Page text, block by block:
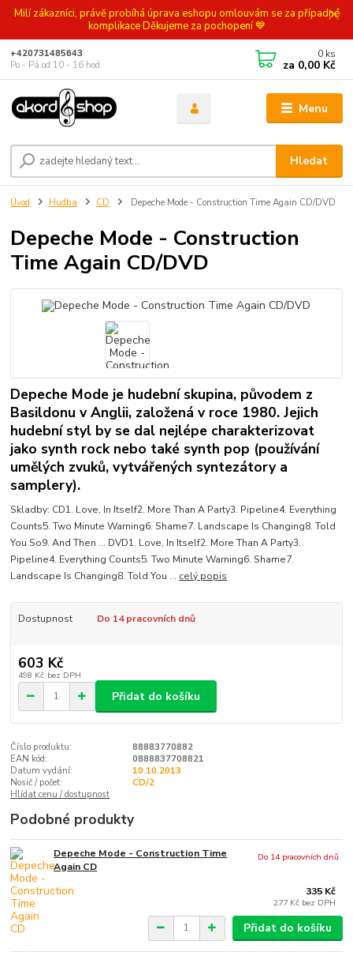
Milí zákazníci, právě probíhá úprava eshopu omlouvám se za případné
komplikace Děkujeme za pochopení 💙
Menu
Hledat
+420731485643
Po - Pá od 10 - 16 hod.
0 ks
za 0,00 Kč
Úvod Hudba CD Depeche Mode - Construction Time Again CD/DVD
Depeche Mode - Construction
Time Again CD/DVD
Depeche Mode je hudební skupina, původem z
Basildonu v Anglii, založená v roce 1980. Jejich
hudební styl by se dal nejlépe charakterizovat
jako synth rock nebo také synth pop (používání
umělých zvuků, vytvářených syntezátory a
samplery).
Skladby: CD1. Love, In Itself2. More Than A Party3. Pipeline4. Everything
Counts5. Two Minute Warning6. Shame7. Landscape Is Changing8. Told
You So9. And Then ... DVD1. Love, In Itself2. More Than A Party3.
Pipeline4. Everything Counts5. Two Minute Warning6. Shame7.
Landscape Is Changing8. Told You ... celý popis
Dostupnost Do 14 pracovních dnů
603 Kč
498 Kč bez DPH
Přidat do košíku
Číslo produktu:
88883770882
EAN kód:
0888837708821
Datum vydání:
10.10.2013
Nosič / počet:
CD/2
Hlídat cenu / dostupnost
Podobné produkty
Depeche Mode - Construction Time
Again CD
335 Kč
277 Kč bez DPH
Do 14 pracovních dnů
Přidat do košíku